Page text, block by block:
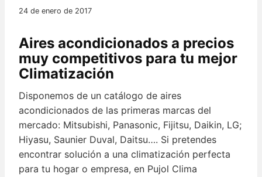
24 de enero de 2017
Aires acondicionados a precios
muy competitivos para tu mejor
Climatización
Disponemos de un catálogo de aires
acondicionados de las primeras marcas del
mercado: Mitsubishi, Panasonic, Fijitsu, Daikin, LG;
Hiyasu, Saunier Duval, Daitsu…. Si pretendes
encontrar solución a una climatización perfecta
para tu hogar o empresa, en Pujol Clima